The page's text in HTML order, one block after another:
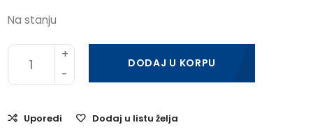
Na stanju
DODAJ U KORPU
Uporedi Dodaj u listu želja